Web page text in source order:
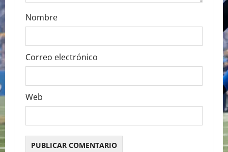
Nombre
Correo electrónico
Web